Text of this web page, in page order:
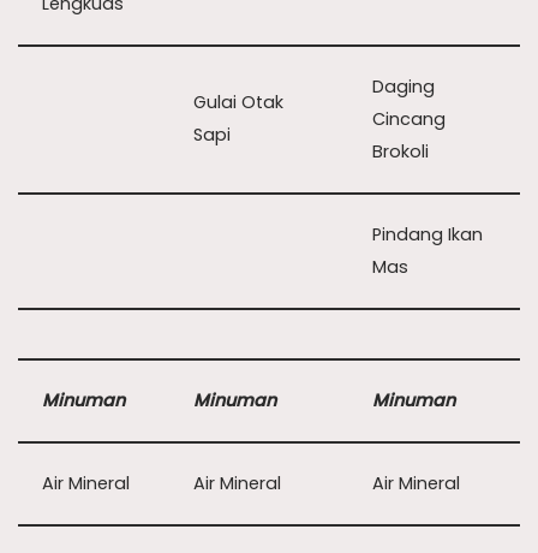
Gulai Otak
Sapi
Daging
Cincang
Brokoli
Pindang Ikan
Mas
Minuman Minuman Minuman
Air Mineral Air Mineral Air Mineral